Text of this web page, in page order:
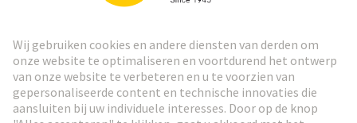
Ga naar registratie